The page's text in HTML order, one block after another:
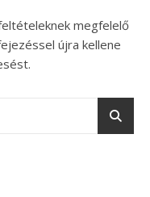
megfelelő
újra kellene